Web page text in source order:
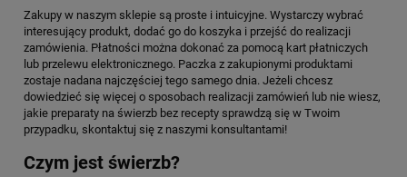
Zakupy w naszym sklepie są proste i intuicyjne. Wystarczy wybrać
interesujący produkt, dodać go do koszyka i przejść do realizacji
zamówienia. Płatności można dokonać za pomocą kart płatniczych
lub przelewu elektronicznego. Paczka z zakupionymi produktami
zostaje nadana najczęściej tego samego dnia. Jeżeli chcesz
dowiedzieć się więcej o sposobach realizacji zamówień lub nie wiesz,
jakie preparaty na świerzb bez recepty sprawdzą się w Twoim
przypadku, skontaktuj się z naszymi konsultantami!
Czym jest świerzb?